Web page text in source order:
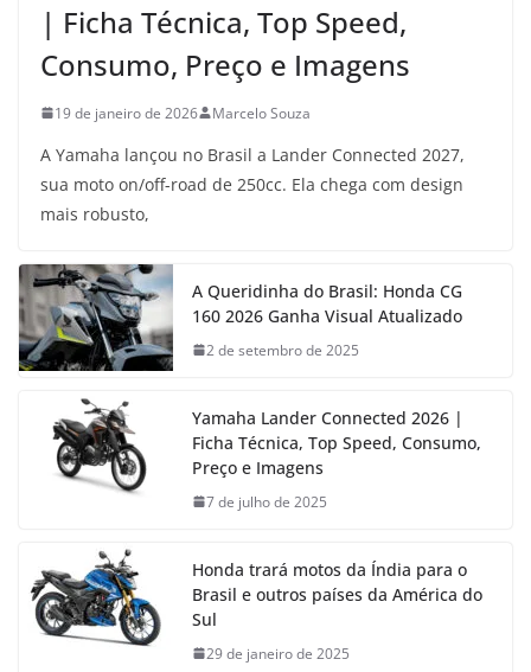
| Ficha Técnica, Top Speed,
Consumo, Preço e Imagens
19 de janeiro de 2026 Marcelo Souza
A Yamaha lançou no Brasil a Lander Connected 2027,
sua moto on/off-road de 250cc. Ela chega com design
mais robusto,
A Queridinha do Brasil: Honda CG
160 2026 Ganha Visual Atualizado
2 de setembro de 2025
Yamaha Lander Connected 2026 |
Ficha Técnica, Top Speed, Consumo,
Preço e Imagens
7 de julho de 2025
Honda trará motos da Índia para o
Brasil e outros países da América do
Sul
29 de janeiro de 2025